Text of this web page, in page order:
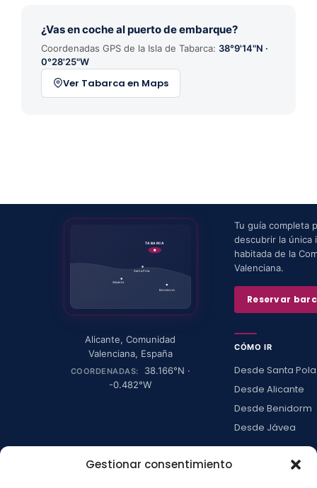
Gestionar consentimiento
¿Vas en coche al puerto de embarque?
Coordenadas GPS de la Isla de Tabarca: 38°9'14"N ·
0°28'25"W
Ver Tabarca en Maps
TABARCA
Santa Pola
Alicante
Benidorm
Alicante,Comunidad
Valenciana, España
COORDENADAS: 38.166°N ·
-0.482°W
Tu guía completa
descubrir la única
habitada de la
Valenciana.
Reservar
CÓMO IR
Desde Santa Pola
Desde Alicante
Desde Benidorm
Desde Jávea